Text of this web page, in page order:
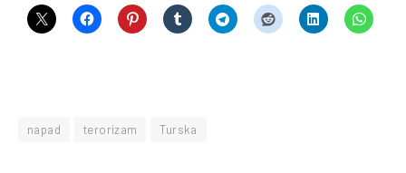
napad terorizam Turska